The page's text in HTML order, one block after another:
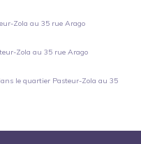
Zola au 35 rue Arago
Zola au 35 rue Arago
le quartier Pasteur-Zola au 35